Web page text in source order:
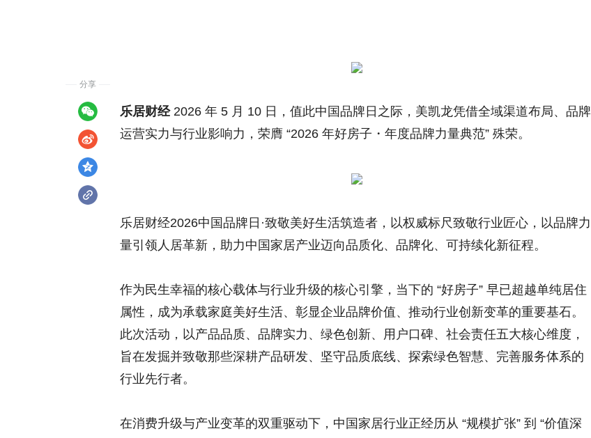
乐居财经 2026 年 5 月 10 日， 值此中国品牌日之际，美凯龙凭借全域渠道布局、品牌
运营实力与行业影响力，荣膺 “2026 年好房子・年度品牌力量典范” 殊荣。
乐居财经2026中国品牌日·致敬美好生活筑造者 ，以权威标尺致敬行业匠心，以品牌力
量引领人居革新，助力中国家居产业迈向品质化、品牌化、可持续化新征程。
作为民生幸福的核心载体与行业升级的核心引擎，当下的 “好房子” 早已超越单纯居住
属性，成为承载家庭美好生活、彰显企业品牌价值、推动行业创新变革的重要基石。
此次活动，以产品品质、品牌实力、绿色创新、用户口碑、社会责任五大核心维度，
旨在发掘并致敬那些深耕产品研发、坚守品质底线、探索绿色智慧、完善服务体系的
行业先行者。
在消费升级与产业变革的双重驱动下，中国家居行业正经历从 “规模扩张” 到 “价值深
分享